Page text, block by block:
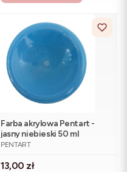
Farba akrylowa Pentart -
jasny niebieski 50 ml
PRODUCENT
PENTART
Cena
13,00 zł